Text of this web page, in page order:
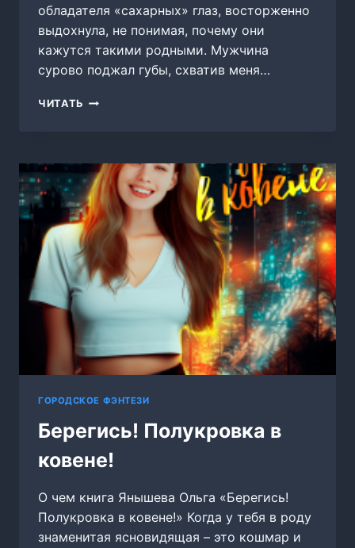
обладателя «сахарных» глаз, восторженно
выдохнула, не понимая, почему они
кажутся такими родными. Мужчина
сурово поджал губы, схватив меня…
ЧИТАТЬ МАНДАРИНКА
ГОРОДСКОЕ ФЭНТЕЗИ
Берегись! Полукровка в
ковене!
О чем книга Янышева Ольга «Берегись!
Полукровка в ковене!» Когда у тебя в роду
знаменитая ясновидящая – это кошмар и